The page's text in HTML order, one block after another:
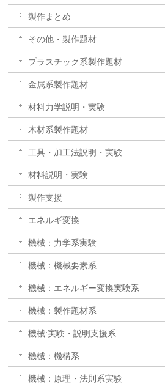
製作まとめ
その他・製作題材
プラスチック系製作題材
金属系製作題材
材料力学説明・実験
木材系製作題材
工具・加工法説明・実験
材料説明・実験
製作支援
エネルギ変換
機械：力学系実験
機械：機械要素系
機械：エネルギー変換実験系
機械：製作題材系
機械:実験・説明支援系
機械：機構系
機械：原理・法則系実験